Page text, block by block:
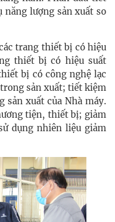
lượng sản xuất so
trang thiết bị có hiệu
thiết bị có hiệu suất
bị có công nghệ lạc
sản xuất; tiết kiệm
sản xuất của Nhà máy.
tiện, thiết bị; giảm
dụng nhiên liệu giảm